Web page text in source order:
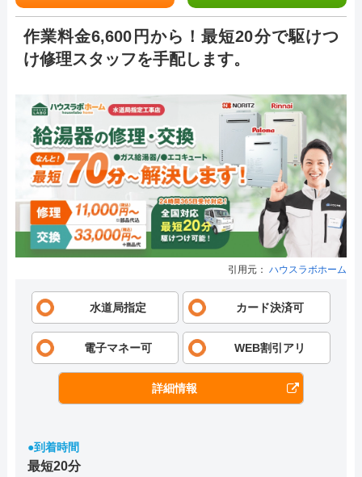
作業料金6,600円から！最短20分で駆けつ
け修理スタッフを手配します。
引用元： ハウスラボホーム
水道局指定 カード決済可
電子マネー可 WEB割引アリ
詳細情報
●到着時間
最短20分